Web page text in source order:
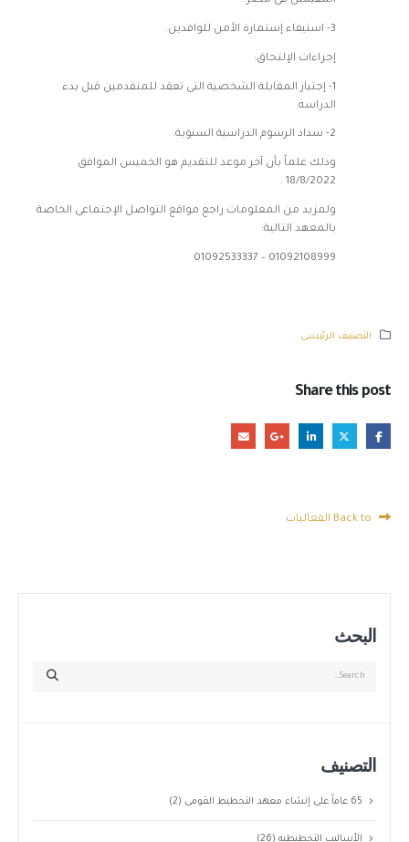
3- استيفاء إستمارة الأمن للوافدين.
إجراءات الإلتحاق:
1- إجتياز المقابلة الشخصية التى تعقد للمتقدمين قبل بدء
الدراسه.
2- سداد الرسوم الدراسية السنوية.
وذلك علماً بأن آخر موعد للتقديم هو الخميس الموافق
18/8/2022 .
ولمزيد من المعلومات راجع مواقع التواصل الإجتماعى الخاصة
بالمعهد التالية:
01092108999 – 01092533337
التصنيف الرئيسى
Share this post
البحث
التصنيف
65 عاماً على إنشاء معهد التخطيط القومى (2)
الأساليب التخطيطيه(26)